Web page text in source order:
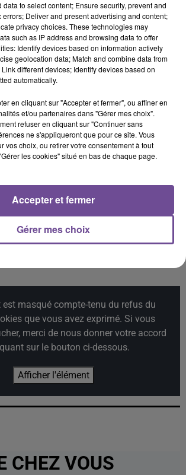
9h02
9h02
Save Me Tonight
8h57
8h57
Juste Un Peu
8h50
8h50
TAME IMPALA
8h43
8h43
est masqué compte-tenu du refus du
que vous avez exprimé. Si vous
merci de nous donner votre accord
sur le bouton ci-dessous.
Afficher l'élément
CHEZ VOUS
data to select content; Ensure security, prevent and
errors; Deliver and present advertising and content;
privacy choices. These technologies may
such as IP address and browsing data to offer
Identify devices based on information actively
geolocation data; Match and combine data from
different devices; Identify devices based on
automatically.
en cliquant sur "Accepter et fermer", ou affiner en
et/ou partenaires dans "Gérer mes choix".
refuser en cliquant sur "Continuer sans
ne s'appliqueront que pour ce site. Vous
vos choix, ou retirer votre consentement à tout
les cookies" situé en bas de chaque page.
Gérer mes choix
Accepter et fermer